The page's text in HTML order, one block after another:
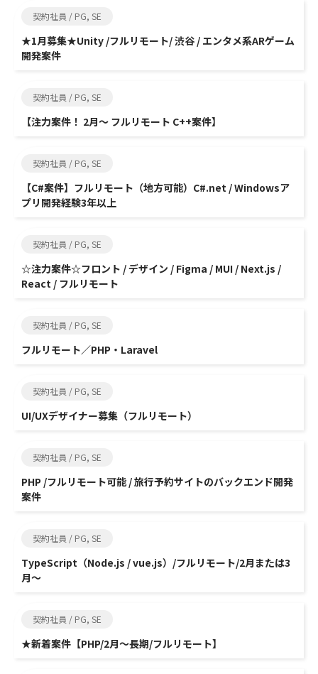
契約社員 / PG, SE
★1月募集★Unity /フルリモート/ 渋谷 / エンタメ系ARゲーム
開発案件
契約社員 / PG, SE
【注力案件！ 2月～ フルリモート C++案件】
契約社員 / PG, SE
【C#案件】フルリモート（地方可能）C#.net / Windowsア
プリ開発経験3年以上
契約社員 / PG, SE
☆注力案件☆フロント / デザイン / Figma / MUI / Next.js /
React / フルリモート
契約社員 / PG, SE
フルリモート／PHP・Laravel
契約社員 / PG, SE
UI/UXデザイナー募集（フルリモート）
契約社員 / PG, SE
PHP /フルリモート可能 / 旅行予約サイトのバックエンド開発
案件
契約社員 / PG, SE
TypeScript（Node.js / vue.js）/フルリモート/2月または3
月～
契約社員 / PG, SE
★新着案件【PHP/2月～長期/フルリモート】